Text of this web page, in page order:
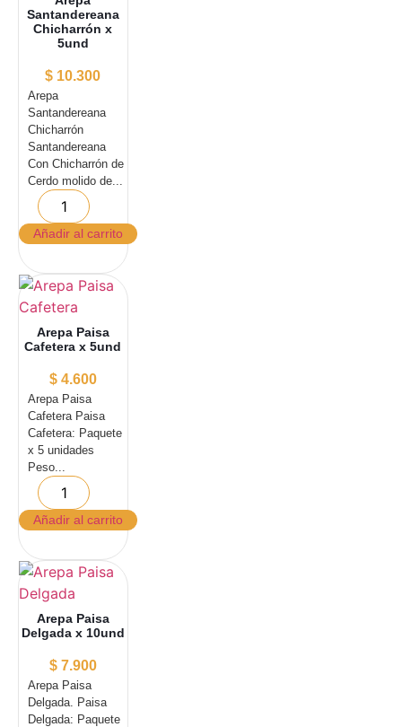
Santandereana
Chicharrón x
5und
$ 10.300
Arepa
Santandereana
Chicharrón
Santandereana
Con Chicharrón de
Cerdo molido de...
Añadir al carrito
Arepa Paisa
Cafetera x 5und
$4.600
Arepa Paisa
Cafetera Paisa
Cafetera: Paquete
x 5 unidades
Peso...
Añadir al carrito
Arepa Paisa
Delgada x 10und
$7.900
Arepa Paisa
Delgada. Paisa
Delgada: Paquete